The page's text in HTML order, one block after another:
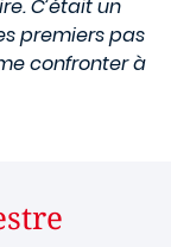
C’était un
premiers pas
confronter à